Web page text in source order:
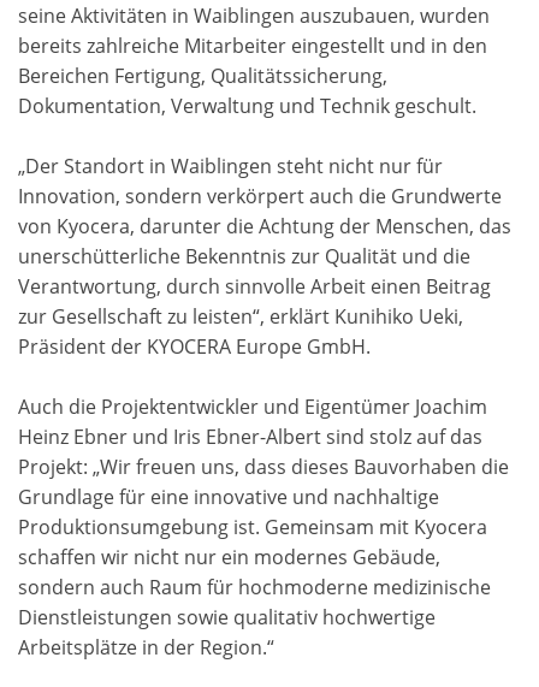
seine Aktivitäten in Waiblingen auszubauen, wurden
bereits zahlreiche Mitarbeiter eingestellt und in den
Bereichen Fertigung, Qualitätssicherung,
Dokumentation, Verwaltung und Technik geschult.
„Der Standort in Waiblingen steht nicht nur für
Innovation, sondern verkörpert auch die Grundwerte
von Kyocera, darunter die Achtung der Menschen, das
unerschütterliche Bekenntnis zur Qualität und die
Verantwortung, durch sinnvolle Arbeit einen Beitrag
zur Gesellschaft zu leisten“, erklärt Kunihiko Ueki,
Präsident der KYOCERA Europe GmbH.
Auch die Projektentwickler und Eigentümer Joachim
Heinz Ebner und Iris Ebner-Albert sind stolz auf das
Projekt: „Wir freuen uns, dass dieses Bauvorhaben die
Grundlage für eine innovative und nachhaltige
Produktionsumgebung ist. Gemeinsam mit Kyocera
schaffen wir nicht nur ein modernes Gebäude,
sondern auch Raum für hochmoderne medizinische
Dienstleistungen sowie qualitativ hochwertige
Arbeitsplätze in der Region.“